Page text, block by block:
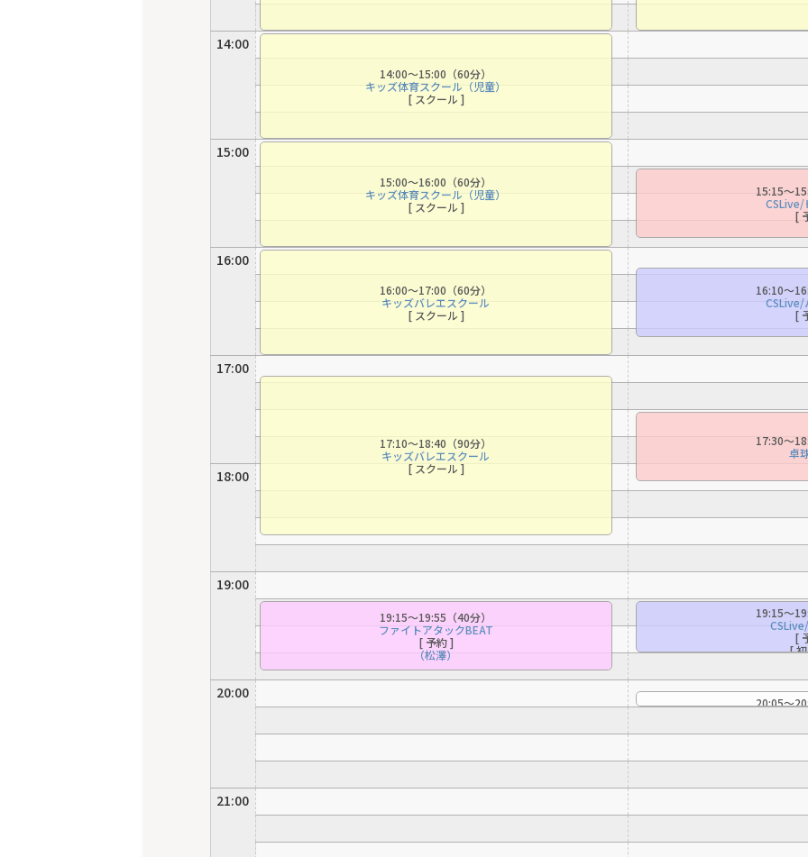
14:00
15:00
16:00
17:00
18:00
19:00
20:00
21:00
14:00〜15:00（60分）
キッズ体育スクール（児童）
[ スクール ]
15:00〜16:00（60分）
キッズ体育スクール（児童）
[ スクール ]
16:00〜17:00（60分）
キッズバレエスクール
[ スクール ]
17:10〜18:40（90分）
キッズバレエスクール
[ スクール ]
19:15〜19:55（40分）
ファイトアタックBEAT
[ 予約 ]
（松澤）
15:15〜
CSLive/
[
16:10〜
CSLive/
[
17:30〜
卓
19:15〜
[
[
20:05〜
For foreigners
Central Sports official website is
automatically translated into
English. Click the link below (start
automatic translation) to return to
However, if you use an automatic
translation service, the Japanese
version of this website will be
translated mechanically, so it may
not be an accurate translation.
The translation may differ from the
original content. We ask that you
fully understand this before using
the service.
Automatic translation start